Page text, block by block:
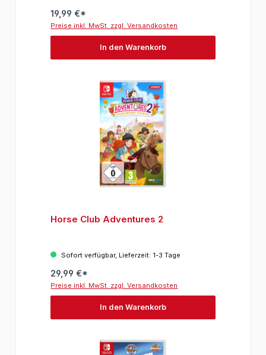
19,99 €*
Preise inkl. MwSt. zzgl. Versandkosten
In den Warenkorb
Horse Club Adventures 2
Sofort verfügbar, Lieferzeit: 1-3 Tage
29,99 €*
Preise inkl. MwSt. zzgl. Versandkosten
In den Warenkorb